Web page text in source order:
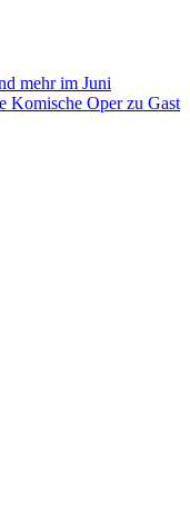
mehr im Juni
Komische Oper zu Gast